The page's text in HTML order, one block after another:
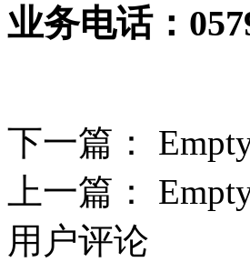
业务电话：
下一篇： Empty
上一篇：
用户评论